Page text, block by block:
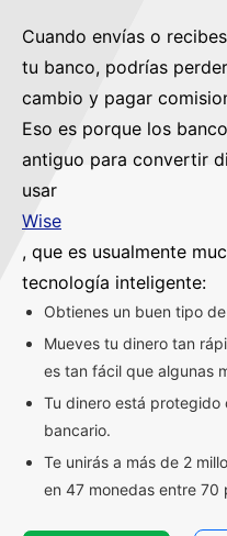
Cuando envías o
tu banco, podrías
cambio y pagar
Eso es porque los
antiguo para convertir
usar
Wise
, que es usualmente
tecnología inteligente:
Obtienes un buen tipo
Mueves tu dinero tan
es tan fácil que algunas
Tu dinero está protegido
bancario.
Te unirás a más de 2
en 47 monedas entre 70